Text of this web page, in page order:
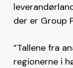
der er Group
”Tallene fra
regionerne i